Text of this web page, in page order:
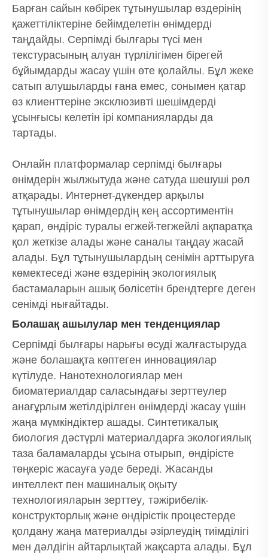
Барған сайын көбірек тұтынушылар өздерінің
қажеттіліктеріне бейімделетін өнімдерді
таңдайды. Серпімді былғары түсі мен
текстурасының алуан түрлілігімен бірегей
бұйымдарды жасау үшін өте қолайлы. Бұл жеке
сатып алушыларды ғана емес, сонымен қатар
өз клиенттеріне эксклюзивті шешімдерді
ұсынғысы келетін ірі компанияларды да
тартады.
Онлайн платформалар серпімді былғары
өнімдерін жылжытуда және сатуда шешуші рөл
атқарады. Интернет-дүкендер арқылы
тұтынушылар өнімдердің кең ассортиментін
қарап, өндіріс туралы егжей-тегжейлі ақпаратқа
қол жеткізе алады және саналы таңдау жасай
алады. Бұл тұтынушылардың сенімін арттыруға
көмектеседі және өздерінің экологиялық
бастамаларын ашық бөлісетін брендтерге деген
сенімді нығайтады.
Болашақ ашылулар мен тенденциялар
Серпімді былғары нарығы өсуді жалғастыруда
және болашақта көптеген инновациялар
күтілуде. Нанотехнологиялар мен
биоматериалдар саласындағы зерттеулер
анағұрлым жетілдірілген өнімдерді жасау үшін
жаңа мүмкіндіктер ашады. Синтетикалық
биология дәстүрлі материалдарға экологиялық
таза баламаларды ұсына отырып, өндірісте
төңкеріс жасауға уәде береді. Жасанды
интеллект пен машиналық оқыту
технологияларын зерттеу, тәжірибелік-
конструкторлық және өндірістік процестерде
қолдану жаңа материалды әзірлеудің тиімділігі
мен дәлдігін айтарлықтай жақсарта алады. Бұл